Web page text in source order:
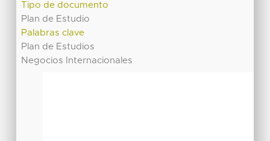
Tipo de documento
Plan de Estudio
Palabras clave
Plan de Estudios
Negocios Internacionales